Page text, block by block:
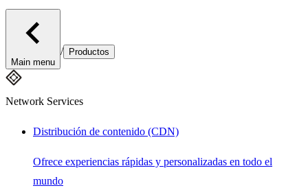
Main menu
/ Productos
Network Services
Distribución de contenido (CDN)
Ofrece experiencias rápidas y personalizadas en todo el
mundo